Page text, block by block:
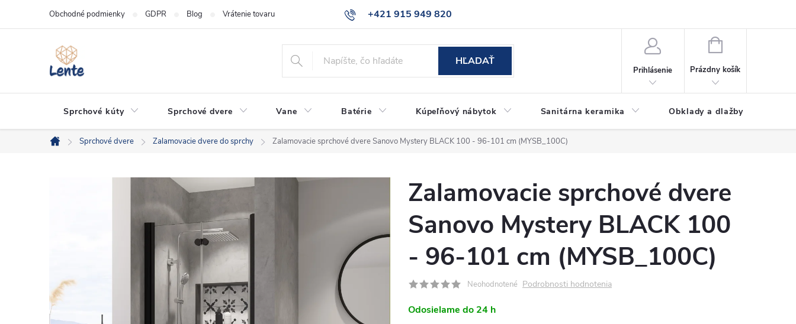
+421 915 949 820
Obchodné podmienky GDPR Blog Vrátenie tovaru
HĽADAŤ
Prihlásenie
NÁKUPNÝ
Prázdny košík
Sprchové kúty Sprchové dvere Vane Batérie Kúpeľňový nábytok Sanitárna keramika Obklady a dlažby
Domov
Sprchové dvere Zalamovacie dvere do sprchy Zalamovacie sprchové dvere Sanovo Mystery BLACK 100 - 96-101 cm (MYSB_100C)
Zalamovacie sprchové dvere
Sanovo Mystery BLACK 100
- 96-101 cm (MYSB_100C)
Neohodnotené Podrobnosti hodnotenia
Odosielame do 24 h